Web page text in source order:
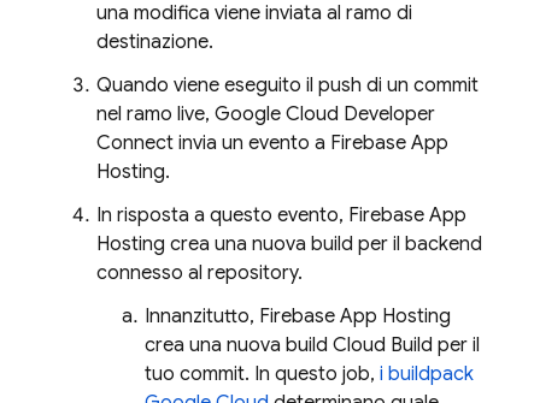
una modifica viene inviata al ramo di
destinazione.
Quando viene eseguito il push di un commit
nel ramo live, Google Cloud Developer
Connect invia un evento a Firebase App
Hosting.
In risposta a questo evento, Firebase App
Hosting crea una nuova build per il backend
connesso al repository.
Innanzitutto, Firebase App Hosting
crea una nuova build Cloud Build per il
tuo commit. In questo job, i buildpack